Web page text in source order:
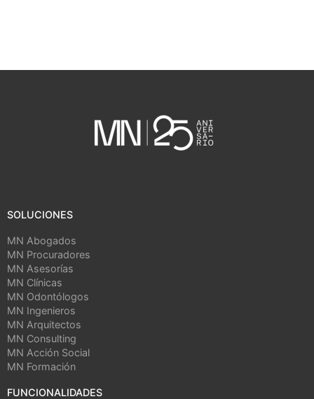
SOLUCIONES
MN Abogados
MN Procuradores
MN Asesorías
MN Clínicas
MN Odontólogos
MN Ingenieros
MN Arquitectos
MN Consulting
MN Acción Social
MN Formación
FUNCIONALIDADES